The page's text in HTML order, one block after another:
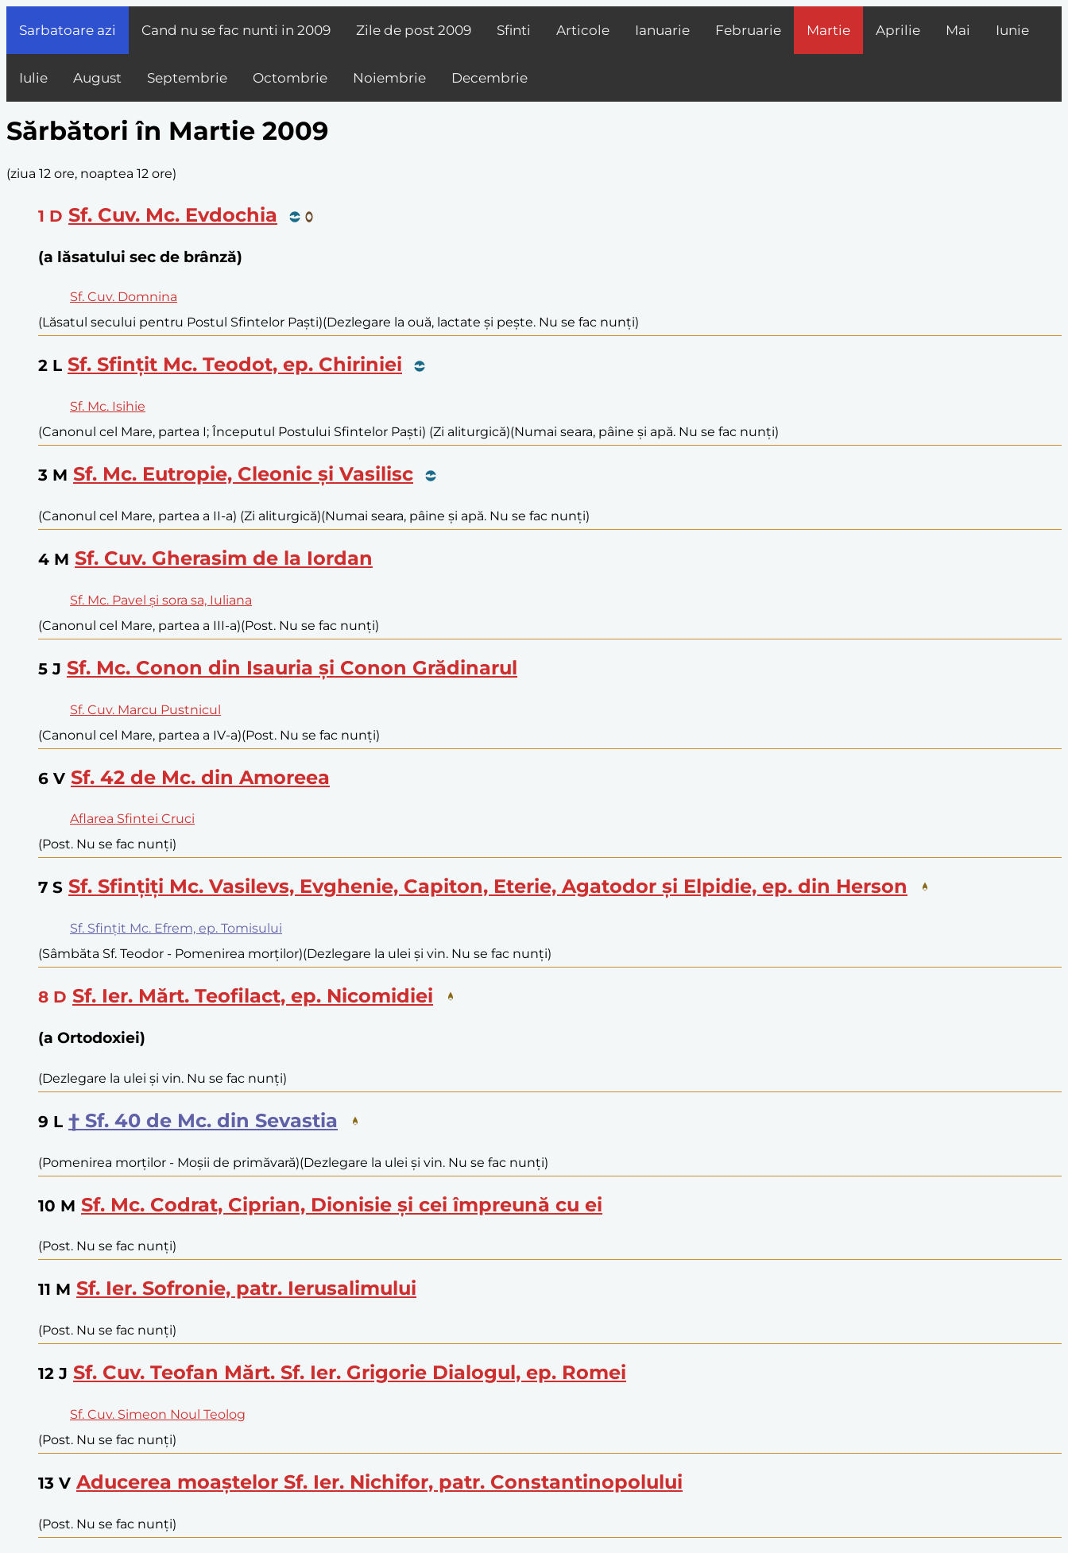
Sarbatoare azi Cand nu se fac nunti in 2009 Zile de post 2009 Sfinti Articole Ianuarie Februarie Martie Aprilie Mai Iunie
Iulie August Septembrie Octombrie Noiembrie Decembrie
Sărbători în Martie 2009
(ziua 12 ore, noaptea 12 ore)
1 D Sf. Cuv. Mc. Evdochia
(a lăsatului sec de brânză)
Sf. Cuv. Domnina
(Lăsatul secului pentru Postul Sfintelor Paști)(Dezlegare la ouă, lactate și pește. Nu se fac nunți)
2 L Sf. Sfințit Mc. Teodot, ep. Chiriniei
Sf. Mc. Isihie
(Canonul cel Mare, partea I; Începutul Postului Sfintelor Paști) (Zi aliturgică)(Numai seara, pâine și apă. Nu se fac nunți)
3 M Sf. Mc. Eutropie, Cleonic și Vasilisc
(Canonul cel Mare, partea a II-a) (Zi aliturgică)(Numai seara, pâine și apă. Nu se fac nunți)
4 M Sf. Cuv. Gherasim de la Iordan
Sf. Mc. Pavel și sora sa, Iuliana
(Canonul cel Mare, partea a III-a)(Post. Nu se fac nunți)
5 J Sf. Mc. Conon din Isauria și Conon Grădinarul
Sf. Cuv. Marcu Pustnicul
(Canonul cel Mare, partea a IV-a)(Post. Nu se fac nunți)
6 V Sf. 42 de Mc. din Amoreea
Aflarea Sfintei Cruci
(Post. Nu se fac nunți)
7 S Sf. Sfințiți Mc. Vasilevs, Evghenie, Capiton, Eterie, Agatodor și Elpidie, ep. din Herson
Sf. Sfințit Mc. Efrem, ep. Tomisului
(Sâmbăta Sf. Teodor - Pomenirea morților)(Dezlegare la ulei și vin. Nu se fac nunți)
8 D Sf. Ier. Mărt. Teofilact, ep. Nicomidiei
(a Ortodoxiei)
(Dezlegare la ulei și vin. Nu se fac nunți)
9 L † Sf. 40 de Mc. din Sevastia
(Pomenirea morților - Moșii de primăvară)(Dezlegare la ulei și vin. Nu se fac nunți)
10 M Sf. Mc. Codrat, Ciprian, Dionisie și cei împreună cu ei
(Post. Nu se fac nunți)
11 M Sf. Ier. Sofronie, patr. Ierusalimului
(Post. Nu se fac nunți)
12 J Sf. Cuv. Teofan Mărt. Sf. Ier. Grigorie Dialogul, ep. Romei
Sf. Cuv. Simeon Noul Teolog
(Post. Nu se fac nunți)
13 V Aducerea moaștelor Sf. Ier. Nichifor, patr. Constantinopolului
(Post. Nu se fac nunți)